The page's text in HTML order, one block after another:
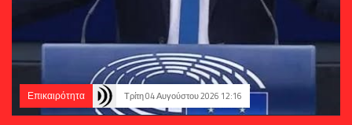
Επικαιρότητα Τρίτη 04 Αυγούστου 2026 12:16